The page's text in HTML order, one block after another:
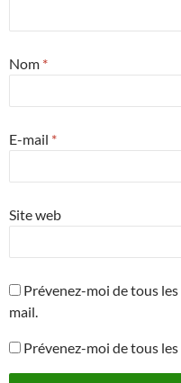
Nom *
E-mail *
Site web
Prévenez-moi de tous
mail.
Prévenez-moi de tous